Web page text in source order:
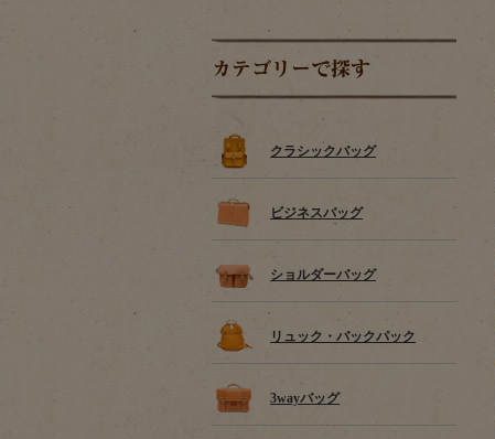
カテゴリーで探す
クラシックバッグ
ビジネスバッグ
ショルダーバッグ
リュック・バックパック
3wayバッグ